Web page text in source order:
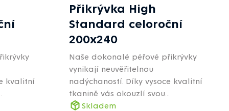
kvalitní
Přikrývka High
Standard celoroční
200x240
Skladem
Naše dokonalé péřové přikrývky
vynikají neuvěřitelnou
nadýchaností. Díky vysoce kvalitní
tkanině vás okouzlí svou...